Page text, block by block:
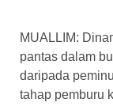
MUALLIM:
pantas dalam
daripada
tahap pemburu